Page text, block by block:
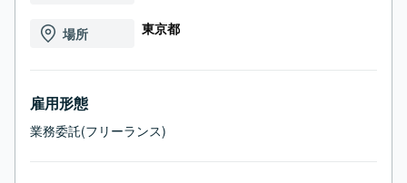
場所 東京都
雇用形態
業務委託(フリーランス)